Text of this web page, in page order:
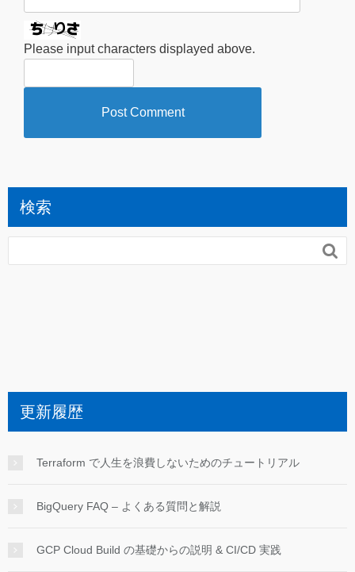
Please input characters displayed above.
検索

更新履歴
Terraform で人生を浪費しないためのチュートリアル
BigQuery FAQ – よくある質問と解説
GCP Cloud Build の基礎からの説明 & CI/CD 実践